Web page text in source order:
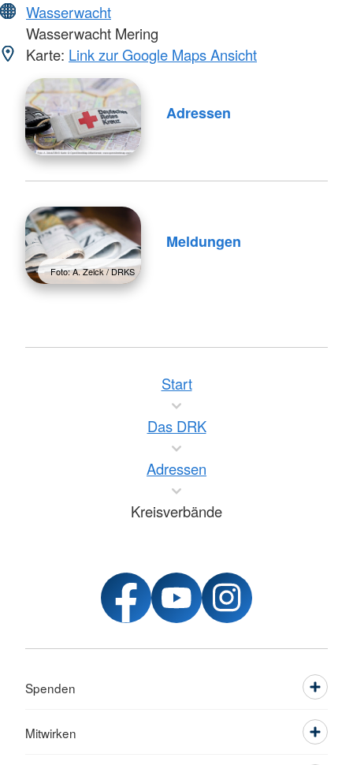
Wasserwacht
Wasserwacht Mering
Karte: Link zur Google Maps Ansicht
Adressen
Foto: A. Zelck / DRKS
Meldungen
Start
Das DRK
Adressen
Kreisverbände
Spenden
Mitwirken